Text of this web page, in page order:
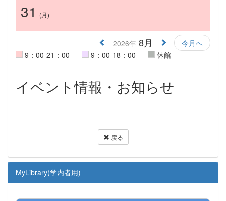
31 (月)
2026年 8月
今月へ
9：00-21：00
9：00-18：00 休館
イベント情報・お知らせ
戻る
MyLibrary(学内者用)